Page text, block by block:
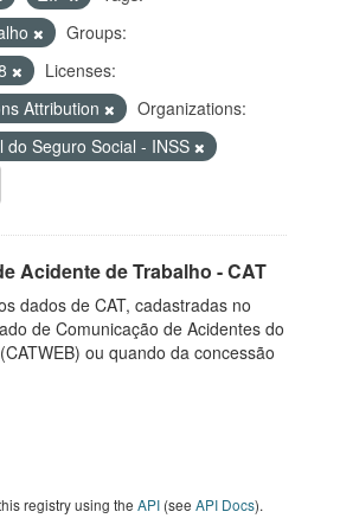
Groups:
Licenses:
Attribution
Organizations:
do Seguro Social - INSS
Acidente de Trabalho - CAT
dados de CAT, cadastradas no
de Comunicação de Acidentes do
ou quando da concessão
registry using the API (see API Docs).